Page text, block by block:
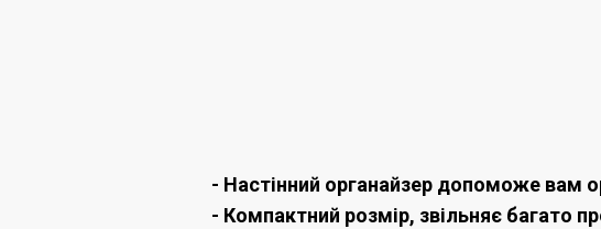
- Настінний органайзер допоможе вам
- Компактний розмір, звільняє багато